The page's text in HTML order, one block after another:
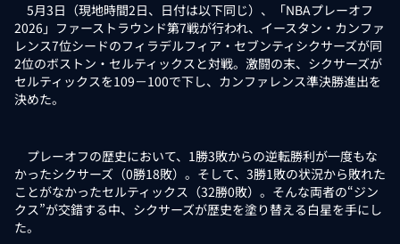
5月3日（現地時間2日、日付は以下同じ）、「NBAプレーオフ
2026」ファーストラウンド第7戦が行われ、イースタン・カンファ
レンス7位シードのフィラデルフィア・セブンティシクサーズが同
2位のボストン・セルティックスと対戦。激闘の末、シクサーズが
セルティックスを109－100で下し、カンファレンス準決勝進出を
決めた。
プレーオフの歴史において、1勝3敗からの逆転勝利が一度もな
かったシクサーズ（0勝18敗）。そして、3勝1敗の状況から敗れた
ことがなかったセルティックス（32勝0敗）。そんな両者の“ジン
クス”が交錯する中、シクサーズが歴史を塗り替える白星を手にし
た。